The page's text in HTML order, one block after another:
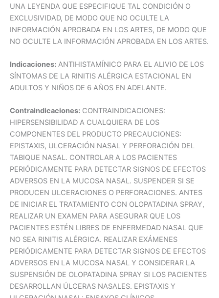
UNA LEYENDA QUE ESPECIFIQUE TAL CONDICIÓN O
EXCLUSIVIDAD, DE MODO QUE NO OCULTE LA
INFORMACIÓN APROBADA EN LOS ARTES, DE MODO QUE
NO OCULTE LA INFORMACIÓN APROBADA EN LOS ARTES.
Indicaciones: ANTIHISTAMÍNICO PARA EL ALIVIO DE LOS
SÍNTOMAS DE LA RINITIS ALÉRGICA ESTACIONAL EN
ADULTOS Y NIÑOS DE 6 AÑOS EN ADELANTE.
Contraindicaciones: CONTRAINDICACIONES:
HIPERSENSIBILIDAD A CUALQUIERA DE LOS
COMPONENTES DEL PRODUCTO PRECAUCIONES:
EPISTAXIS, ULCERACIÓN NASAL Y PERFORACIÓN DEL
TABIQUE NASAL. CONTROLAR A LOS PACIENTES
PERIÓDICAMENTE PARA DETECTAR SIGNOS DE EFECTOS
ADVERSOS EN LA MUCOSA NASAL. SUSPENDER SI SE
PRODUCEN ULCERACIONES O PERFORACIONES. ANTES
DE INICIAR EL TRATAMIENTO CON OLOPATADINA SPRAY,
REALIZAR UN EXAMEN PARA ASEGURAR QUE LOS
PACIENTES ESTÉN LIBRES DE ENFERMEDAD NASAL QUE
NO SEA RINITIS ALÉRGICA. REALIZAR EXÁMENES
PERIÓDICAMENTE PARA DETECTAR SIGNOS DE EFECTOS
ADVERSOS EN LA MUCOSA NASAL Y CONSIDERAR LA
SUSPENSIÓN DE OLOPATADINA SPRAY SI LOS PACIENTES
DESARROLLAN ÚLCERAS NASALES. EPISTAXIS Y